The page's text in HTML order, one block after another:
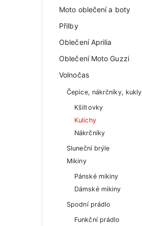
Moto oblečení a boty
Přilby
Oblečení Aprilia
Oblečení Moto Guzzi
Volnočas
Čepice, nákrčníky, kukly
Kšiltovky
Kulichy
Nákrčníky
Sluneční brýle
Mikiny
Pánské mikiny
Dámské mikiny
Spodní prádlo
Funkční prádlo